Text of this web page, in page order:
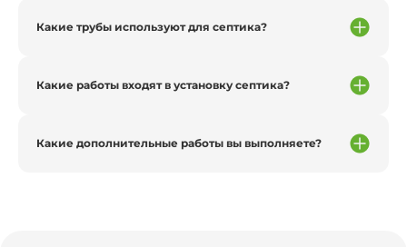
Какие трубы используют для септика?
Какие работы входят в установку септика?
Какие дополнительные работы вы выполняете?